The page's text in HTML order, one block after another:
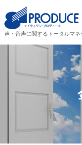
声・音声に関するトータルマネ